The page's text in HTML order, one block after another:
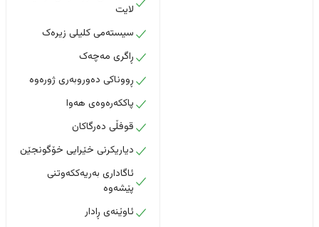
لایت
سیستەمی کلیلی زیرەک
ڕاگری مەچەک
ڕووناکی دەوروبەری ژورەوە
پاککەرەوەی هەوا
قوفڵی دەرگاکان
دیاریکرنی خێرایی خۆگونجێن
ئاگاداری بەریەککەوتنی
پێشەوە
ئاوێنەی ڕادار